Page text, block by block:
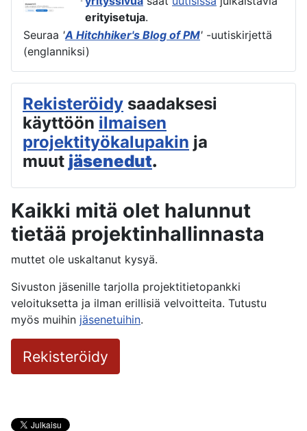
erityisetuja.
Seuraa 'A Hitchhiker's Blog of PM' -uutiskirjettä
(englanniksi)
Rekisteröidy saadaksesi
käyttöön ilmaisen
projektityökalupakin ja
muut jäsenedut.
Kaikki mitä olet halunnut
tietää projektinhallinnasta
muttet ole uskaltanut kysyä.
Sivuston jäsenille tarjolla projektitietopankki
veloituksetta ja ilman erillisiä velvoitteita. Tutustu
myös muihin jäsenetuihin.
Rekisteröidy